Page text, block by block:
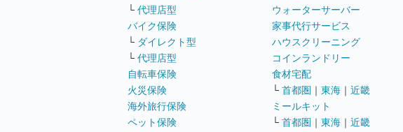
└ 代理店型
バイク保険
└ ダイレクト型
└ 代理店型
自転車保険
火災保険
海外旅行保険
ペット保険
ウォーターサーバー
家事代行サービス
ハウスクリーニング
コインランドリー
食材宅配
└ 首都圏 ｜ 東海 ｜ 近畿
ミールキット
└ 首都圏 ｜ 東海 ｜ 近畿